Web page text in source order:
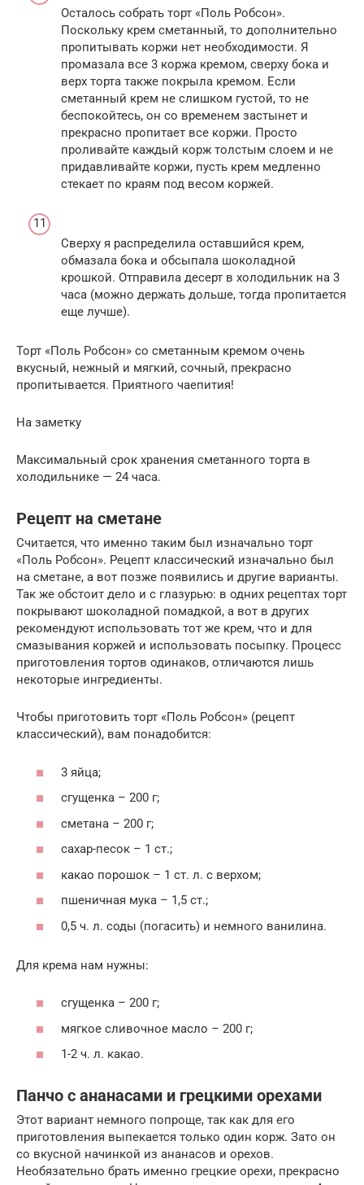
Осталось собрать торт «Поль Робсон».
Поскольку крем сметанный, то дополнительно
пропитывать коржи нет необходимости. Я
промазала все 3 коржа кремом, сверху бока и
верх торта также покрыла кремом. Если
сметанный крем не слишком густой, то не
беспокойтесь, он со временем застынет и
прекрасно пропитает все коржи. Просто
проливайте каждый корж толстым слоем и не
придавливайте коржи, пусть крем медленно
стекает по краям под весом коржей.
Сверху я распределила оставшийся крем,
обмазала бока и обсыпала шоколадной
крошкой. Отправила десерт в холодильник на 3
часа (можно держать дольше, тогда пропитается
еще лучше).
Торт «Поль Робсон» со сметанным кремом очень
вкусный, нежный и мягкий, сочный, прекрасно
пропитывается. Приятного чаепития!
На заметку
Максимальный срок хранения сметанного торта в
холодильнике — 24 часа.
Рецепт на сметане
Считается, что именно таким был изначально торт
«Поль Робсон». Рецепт классический изначально был
на сметане, а вот позже появились и другие варианты.
Так же обстоит дело и с глазурью: в одних рецептах торт
покрывают шоколадной помадкой, а вот в других
рекомендуют использовать тот же крем, что и для
смазывания коржей и использовать посыпку. Процесс
приготовления тортов одинаков, отличаются лишь
некоторые ингредиенты.
Чтобы приготовить торт «Поль Робсон» (рецепт
классический), вам понадобится:
3 яйца;
сгущенка – 200 г;
сметана – 200 г;
сахар-песок – 1 ст.;
какао порошок – 1 ст. л. с верхом;
пшеничная мука – 1,5 ст.;
0,5 ч. л. соды (погасить) и немного ванилина.
Для крема нам нужны:
сгущенка – 200 г;
мягкое сливочное масло – 200 г;
1-2 ч. л. какао.
Панчо с ананасами и грецкими орехами
Этот вариант немного попроще, так как для его
приготовления выпекается только один корж. Зато он
со вкусной начинкой из ананасов и орехов.
Необязательно брать именно грецкие орехи, прекрасно